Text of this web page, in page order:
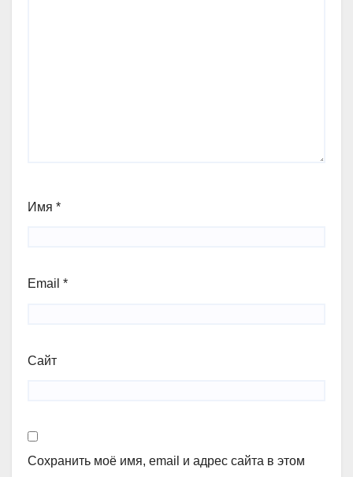
Имя *
Email *
Сайт
Сохранить моё имя, email и адрес сайта в этом